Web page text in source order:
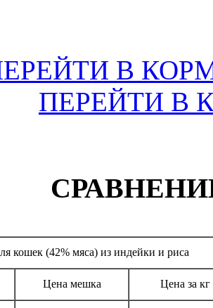
В
ПЕРЕЙТИ В
кошек (42% мяса) из индейки и риса
Цена мешка Цена за кг